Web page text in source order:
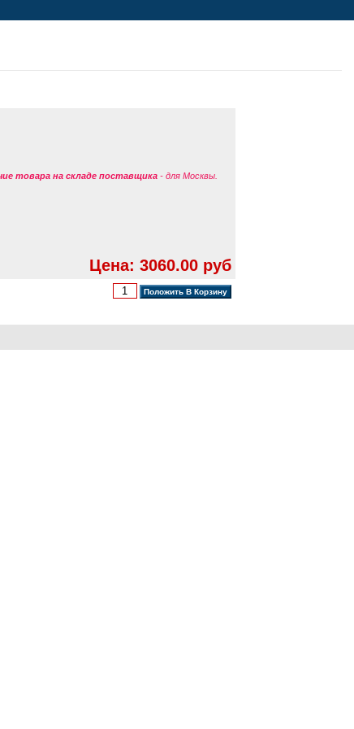
товара на складе поставщика - для Москвы.
Цена: 3060.00 руб